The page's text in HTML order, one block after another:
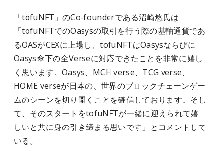
「tofuNFT」のCo-founderである沼崎悠氏は
「tofuNFTでのOasysの取引を行う際の基軸通貨であ
るOASがCEXに上場し、tofuNFTはOasysならびに
Oasys傘下の全Verseに対応できたことを非常に嬉し
く思います。Oasys、MCH verse、TCG verse、
HOME verseが日本の、世界のブロックチェーンゲー
ムのシーンを切り開くことを確信しております。そし
て、そのスタートをtofuNFTが一緒に迎えられて嬉
しいと共に身の引き締まる思いです」とコメントして
いる。